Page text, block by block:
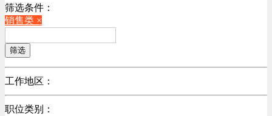
筛选条件：
销售类 ×
筛选
工作地区：
不限
职位类别：